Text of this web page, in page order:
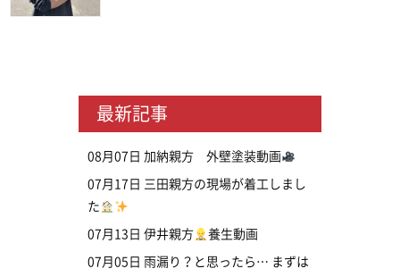
最新記事
08月07日 加納親方 外壁塗装動画
07月17日 三田親方の現場が着工しまし
た
07月13日 伊井親方 養生動画
07月05日 雨漏り？と思ったら… まずは